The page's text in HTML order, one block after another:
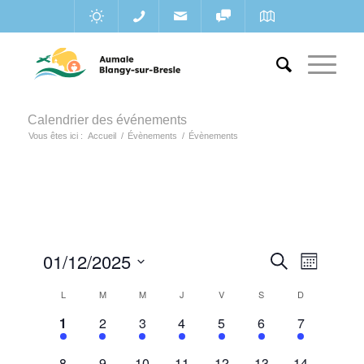
Calendrier des événements
Vous êtes ici : Accueil / Évènements / Évènements
vues
Recherche
de
Mois
01/12/2025
date.
Calendrier
de
Évènements
L M M J V S D
11
évènements,
1
9
évènements,
2
9
évènements,
3
9
évènements,
4
10
évènements,
5
19
évènements,
6
17
7